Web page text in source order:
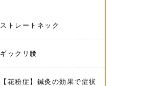
ストレートネック
ギックリ腰
【花粉症】鍼灸の効果で症状